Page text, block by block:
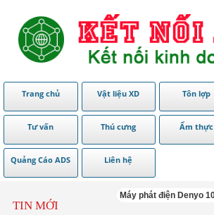
Trang chủ Vật liệu XD Tôn lợp
Tư vấn Thú cưng Ẩm thực
Quảng Cáo ADS Liên hệ
TIN MỚI
Máy phát điện Denyo 100kva